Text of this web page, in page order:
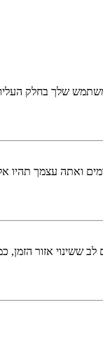
שלך בחלק
ואתה עצמך תהיו
ששינוי אזור הזמן,